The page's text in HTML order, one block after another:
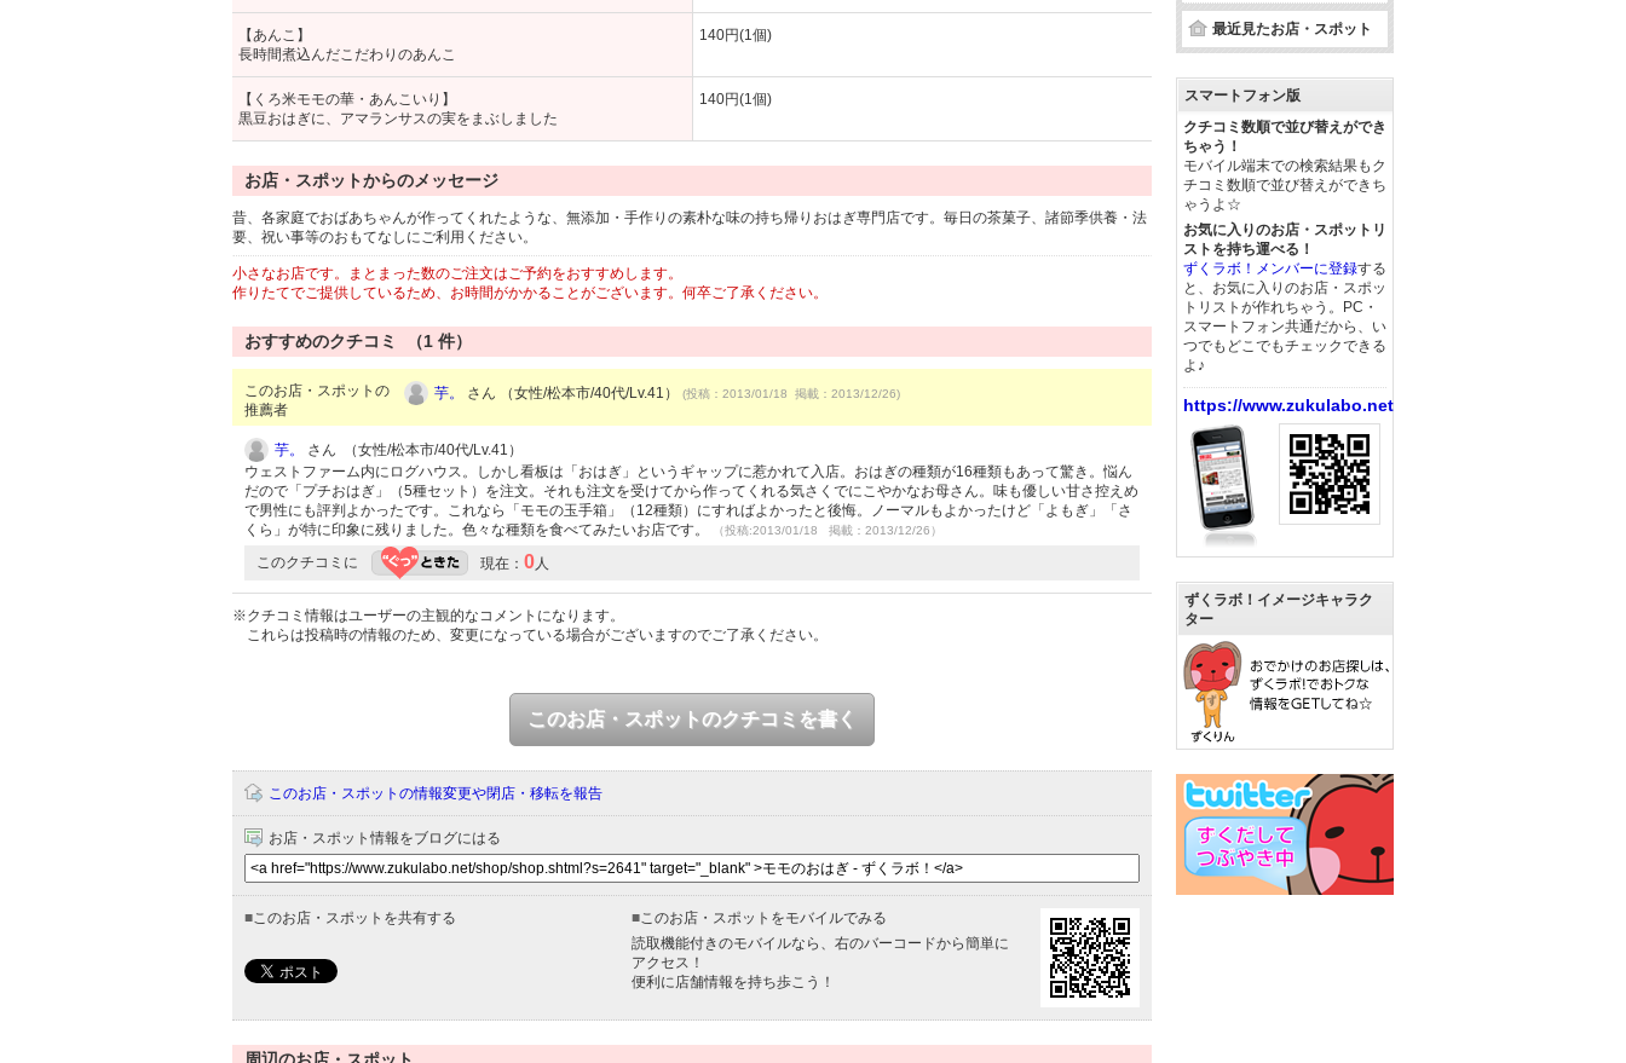
【あんこ】
長時間煮込んだこだわりのあんこ
140円(1個)
【くろ米モモの華・あんこいり】
黒豆おはぎに、アマランサスの実をまぶしました
140円(1個)
お店・スポットからのメッセージ
昔、各家庭でおばあちゃんが作ってくれたような、無添加・手作りの素朴な味の持ち帰りおはぎ専門店です。毎日の茶菓子、諸節季供養・法
要、祝い事等のおもてなしにご利用ください。
小さなお店です。まとまった数のご注文はご予約をおすすめします。
作りたてでご提供しているため、お時間がかかることがございます。何卒ご了承ください。
おすすめのクチコミ （1 件）
このお店・スポットの
推薦者
芋。 さん （女性/松本市/40代/Lv.41） (投稿：2013/01/18 掲載：2013/12/26)
芋。
さん （女性/松本市/40代/Lv.41）
ウェストファーム内にログハウス。しかし看板は「おはぎ」というギャップに惹かれて入店。おはぎの種類が16種類もあって驚き。悩ん
だので「プチおはぎ」（5種セット）を注文。それも注文を受けてから作ってくれる気さくでにこやかなお母さん。味も優しい甘さ控えめ
で男性にも評判よかったです。これなら「モモの玉手箱」（12種類）にすればよかったと後悔。ノーマルもよかったけど「よもぎ」「さ
くら」が特に印象に残りました。色々な種類を食べてみたいお店です。
（投稿:2013/01/18 掲載：2013/12/26）
このクチコミに 現在： 0人
※クチコミ情報はユーザーの主観的なコメントになります。
これらは投稿時の情報のため、変更になっている場合がございますのでご了承ください。
このお店・スポットのクチコミを書く
このお店・スポットの情報変更や閉店・移転を報告
お店・スポット情報をブログにはる
■このお店・スポットを共有する ■このお店・スポットをモバイルでみる
読取機能付きのモバイルなら、右のバーコードから簡単に
アクセス！
便利に店舗情報を持ち歩こう！
最近見たお店・スポット
スマートフォン版
クチコミ数順で並び替えができ
ちゃう！
モバイル端末での検索結果もク
チコミ数順で並び替えができち
ゃうよ☆
お気に入りのお店・スポットリ
ストを持ち運べる！
ずくラボ！メンバーに登録する
と、お気に入りのお店・スポッ
トリストが作れちゃう。PC・
スマートフォン共通だから、い
つでもどこでもチェックできる
よ♪
https://www.zukulabo.net/
ずくラボ！イメージキャラク
ター